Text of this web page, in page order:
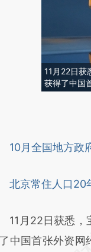
11月22日获
获得了中国
10月全国地方政
北京常住人口20
月22日获悉，宝
中国首张外资网